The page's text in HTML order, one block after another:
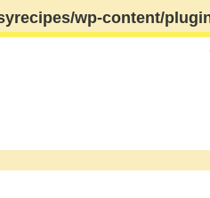
wp-content/